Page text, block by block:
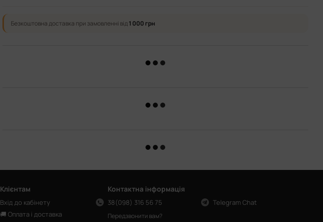
Безкоштовна доставка при замовленні від1 000 грн
Клієнтам
Вхід до кабінету
🚚 Оплата і доставка
Контактна інформація
38(098) 316 56 75
Передзвонити вам?
Telegram Chat